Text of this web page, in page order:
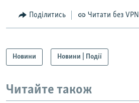
Поділитись Читати без VPN
Новини Новини | Події
Читайте також